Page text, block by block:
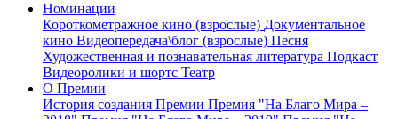
Номинации
Короткометражное кино (взрослые) Документальное
кино Видеопередача\блог (взрослые) Песня
Художественная и познавательная литература Подкаст
Видеоролики и шортс Театр
О Премии
История создания Премии Премия "На Благо Мира –